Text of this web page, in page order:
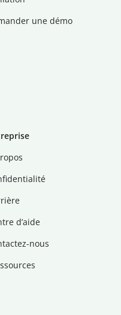
une démo
d’aide
nous